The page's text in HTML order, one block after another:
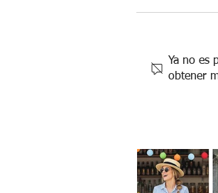
Ya no es
obtener